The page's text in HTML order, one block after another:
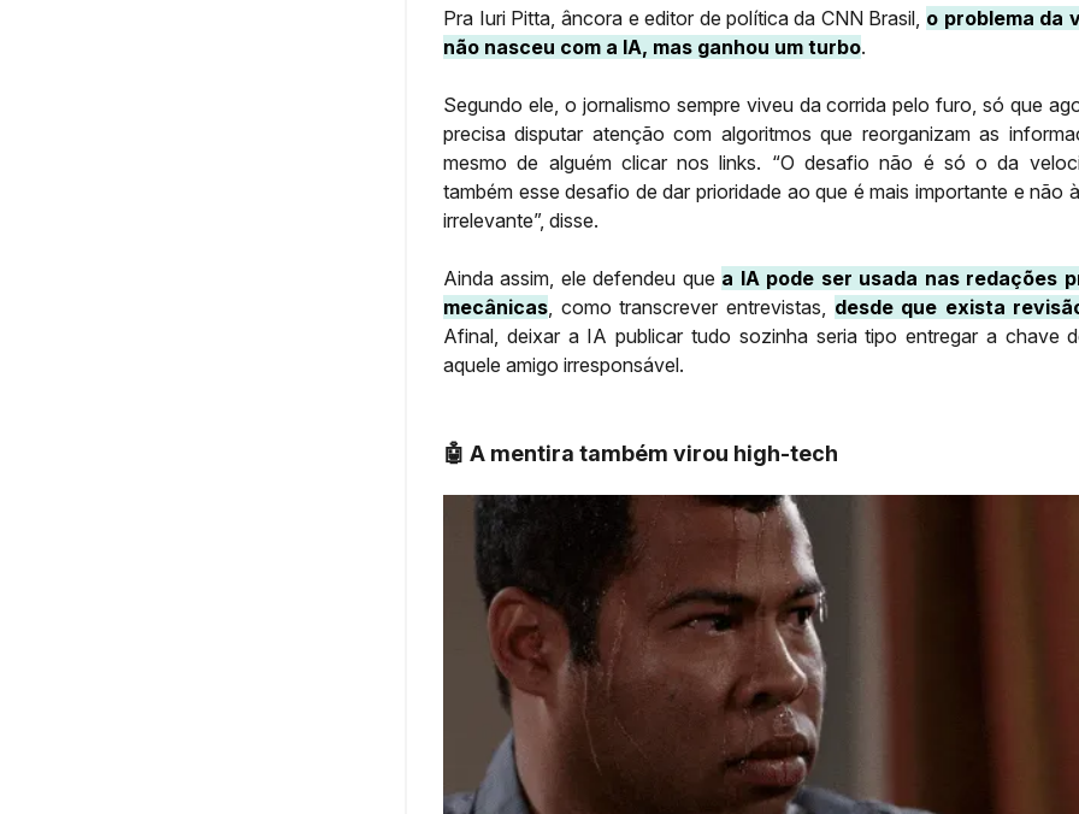
Pra Iuri Pitta, âncora e editor de política da CNN Brasil, o problema da
não nasceu com a IA, mas ganhou um turbo.
Segundo ele, o jornalismo sempre viveu da corrida pelo furo, só que
precisa disputar atenção com algoritmos que reorganizam as
mesmo de alguém clicar nos links. “O desafio não é só o da
também esse desafio de dar prioridade ao que é mais importante e não
irrelevante”, disse.
Ainda assim, ele defendeu que a IA pode ser usada nas redações
mecânicas , como transcrever entrevistas, desde que exista
Afinal, deixar a IA publicar tudo sozinha seria tipo entregar a chave
aquele amigo irresponsável.
🤖 A mentira também virou high-tech